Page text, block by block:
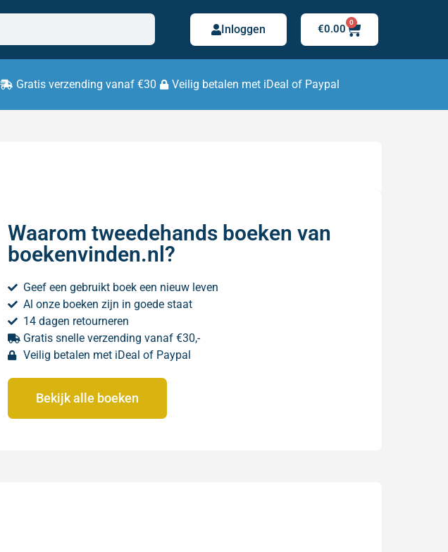
Inloggen €0.00
0
Gratis verzending vanaf €30 Veilig betalen met iDeal of Paypal
Waarom tweedehands boeken van
boekenvinden.nl?
Geef een gebruikt boek een nieuw leven
Al onze boeken zijn in goede staat
14 dagen retourneren
Gratis snelle verzending vanaf €30,-
Veilig betalen met iDeal of Paypal
Bekijk alle boeken